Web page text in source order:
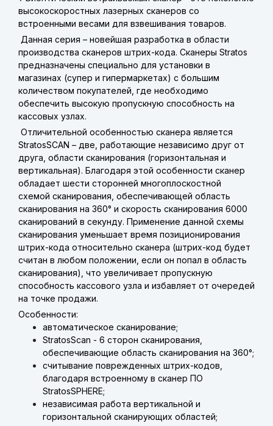
высокоскоростных лазерных сканеров со
встроенными весами для взвешивания товаров.
Данная серия – новейшая разработка в области
производства сканеров штрих-кода. Сканеры Stratos
предназначены специально для установки в
магазинах (супер и гипермаркетах) с большим
количеством покупателей, где необходимо
обеспечить высокую пропускную способность на
кассовых узлах.
Отличительной особенностью сканера является
StratosSCAN – две, работающие независимо друг от
друга, области сканирования (горизонтальная и
вертикальная). Благодаря этой особенности сканер
обладает шести сторонней многоплоскостной
схемой сканирования, обеспечивающей область
сканирования на 360° и скорость сканирования 6000
сканирований в секунду. Применение данной схемы
сканирования уменьшает время позиционирования
штрих-кода относительно сканера (штрих-код будет
считан в любом положении, если он попал в область
сканирования), что увеличивает пропускную
способность кассового узла и избавляет от очередей
на точке продажи.
Особенности:
автоматическое сканирование;
StratosScan - 6 сторон сканирования,
обеспечивающие область сканирования на 360°;
считывание поврежденных штрих-кодов,
благодаря встроенному в сканер ПО
StratosSPHERE;
независимая работа вертикальной и
горизонтальной сканирующих областей;